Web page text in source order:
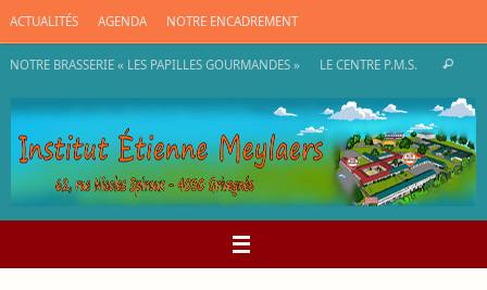
au
contenu
ACTUALITÉS AGENDA NOTRE ENCADREMENT
NOTRE BRASSERIE « LES PAPILLES GOURMANDES » LE CENTRE P.M.S.